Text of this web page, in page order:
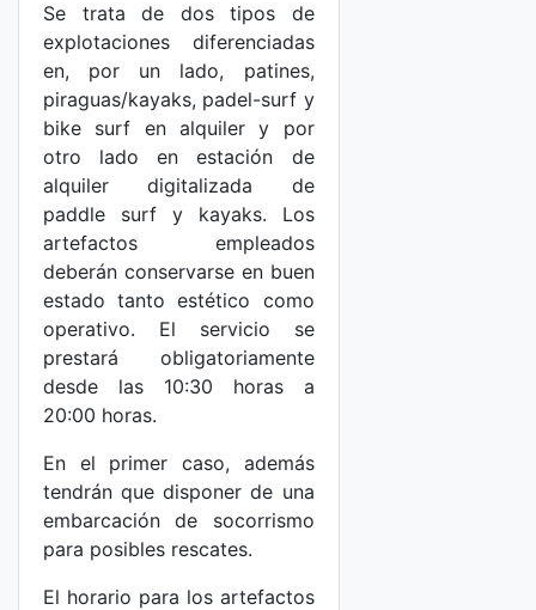
Se trata de dos tipos de
explotaciones diferenciadas
en, por un lado, patines,
piraguas/kayaks, padel-surf y
bike surf en alquiler y por
otro lado en estación de
alquiler digitalizada de
paddle surf y kayaks. Los
artefactos empleados
deberán conservarse en buen
estado tanto estético como
operativo. El servicio se
prestará obligatoriamente
desde las 10:30 horas a
20:00 horas.
En el primer caso, además
tendrán que disponer de una
embarcación de socorrismo
para posibles rescates.
El horario para los artefactos